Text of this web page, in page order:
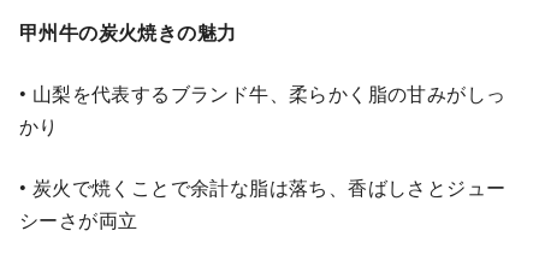
甲州牛の炭火焼きの魅力
• 山梨を代表するブランド牛、柔らかく脂の甘みがしっ
かり
• 炭火で焼くことで余計な脂は落ち、香ばしさとジュー
シーさが両立